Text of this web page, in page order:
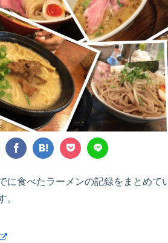
に食べたラーメンの記録をまとめて
。